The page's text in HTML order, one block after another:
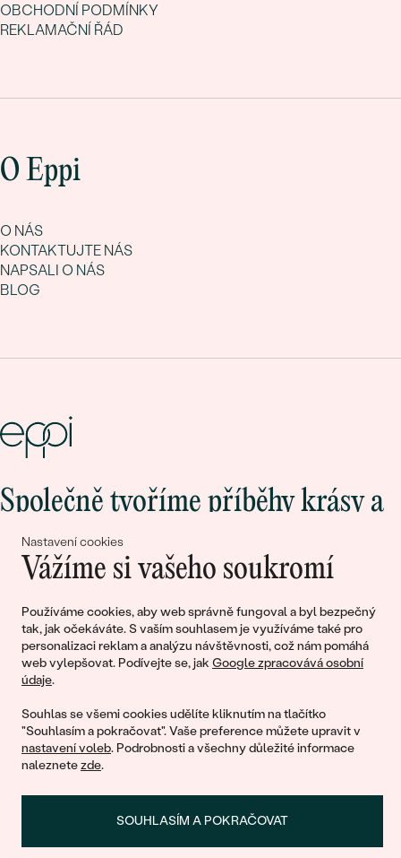
Nastavení cookies
Vážíme si vašeho soukromí
Používáme cookies, aby web správně fungoval a byl bezpečný
tak, jak očekáváte. S vaším souhlasem je využíváme také pro
personalizaci reklam a analýzu návštěvnosti, což nám pomáhá
web vylepšovat. Podívejte se, jak Google zpracovává osobní
údaje.
Souhlas se všemi cookies udělíte kliknutím na tlačítko
"Souhlasím a pokračovat". Vaše preference můžete upravit v
nastavení voleb. Podrobnosti a všechny důležité informace
naleznetezde.
SOUHLASÍM A POKRAČOVAT
OBCHODNÍ PODMÍNKY
REKLAMAČNÍ ŘÁD
O Eppi
O NÁS
KONTAKTUJTE NÁS
NAPSALI O NÁS
BLOG
Společně tvoříme příběhy krásy a
lásky
© 2011 - 2026, Eppi.cz